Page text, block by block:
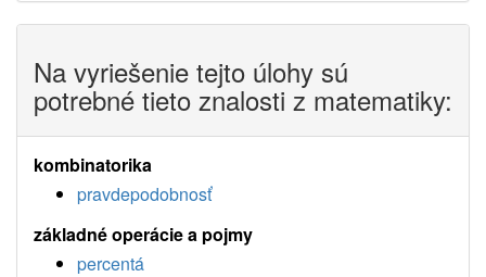
Na vyriešenie tejto úlohy sú
potrebné tieto znalosti z matematiky:
kombinatorika
pravdepodobnosť
základné operácie a pojmy
percentá